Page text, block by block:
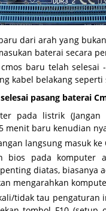
dari arah yang
baterai secara
cmos baru telah
kabel belakang seperti
pasang baterai
pada listrik
menit baru kenudian
langsung masuk ke
bios pada
diatas, biasanya
mengarahkan
tidak tau